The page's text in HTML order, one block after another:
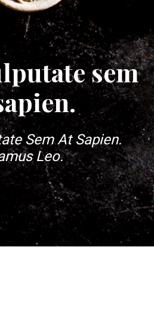
sem
Sem At Sapien.
Leo.